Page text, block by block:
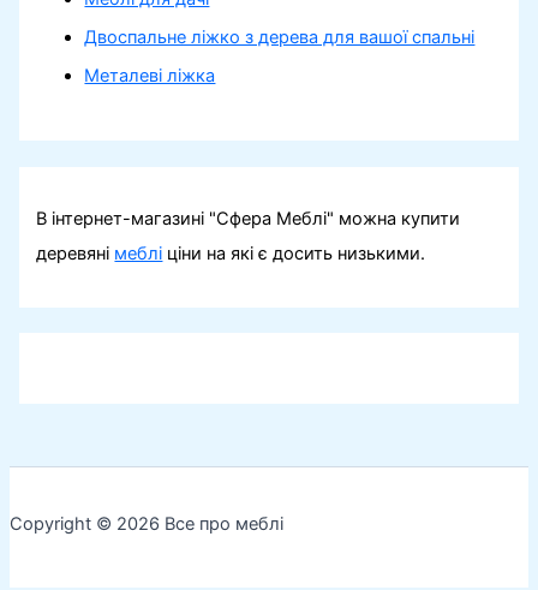
Двоспальне ліжко з дерева для вашої спальні
Металеві ліжка
В інтернет-магазині "Сфера Меблі" можна купити
деревяні меблі ціни на які є досить низькими.
Copyright © 2026 Все про меблі